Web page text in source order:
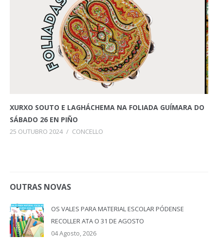
XURXO SOUTO E LAGHÁCHEMA NA FOLIADA GUÍMARA DO
SÁBADO 26 EN PIÑO
25 OUTUBRO 2024 / CONCELLO
OUTRAS NOVAS
OS VALES PARA MATERIAL ESCOLAR PÓDENSE
RECOLLER ATA O 31 DE AGOSTO
04 Agosto, 2026